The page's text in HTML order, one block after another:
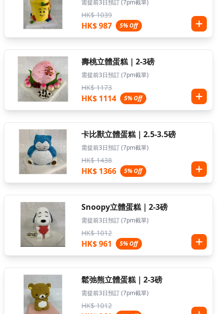
需提前3日預訂 (7pm截單)
HK$ 1039
HK$ 987 5% Off
壽桃立體蛋糕｜2-3磅
需提前3日預訂 (7pm截單)
HK$ 1173
HK$ 1114 5% Off
卡比獸立體蛋糕｜2.5-3.5磅
需提前3日預訂 (7pm截單)
HK$ 1438
HK$ 1366 5% Off
Snoopy立體蛋糕｜2-3磅
需提前3日預訂 (7pm截單)
HK$ 1012
HK$ 961 5% Off
鬆弛熊立體蛋糕｜2-3磅
需提前3日預訂 (7pm截單)
HK$ 1012